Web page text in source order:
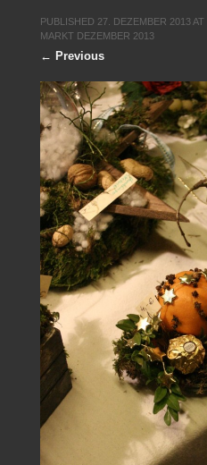
PUBLISHED 27. DEZEMBER 2013AT
MARKT DEZEMBER 2013
← Previous